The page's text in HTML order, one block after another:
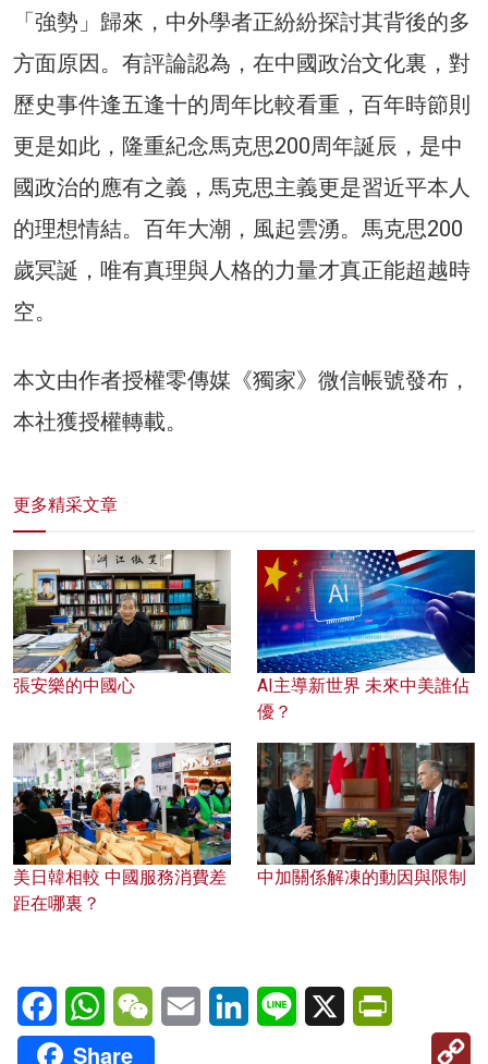
「強勢」歸來，中外學者正紛紛探討其背後的多
方面原因。有評論認為，在中國政治文化裏，對
歷史事件逢五逢十的周年比較看重，百年時節則
更是如此，隆重紀念馬克思200周年誕辰，是中
國政治的應有之義，馬克思主義更是習近平本人
的理想情結。百年大潮，風起雲湧。馬克思200
歲冥誕，唯有真理與人格的力量才真正能超越時
空。
本文由作者授權零傳媒《獨家》微信帳號發布，
本社獲授權轉載。
更多精采文章
張安樂的中國心
AI主導新世界 未來中美誰佔
優？
美日韓相較 中國服務消費差
距在哪裏？
中加關係解凍的動因與限制
FacebookWhatsAppWeChatEmail LinkedInLine X
Share